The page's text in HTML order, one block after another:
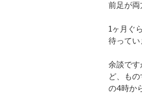
前足が両
1ヶ月ぐ
待ってい
余談で
ど、も
の4時か